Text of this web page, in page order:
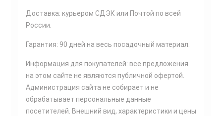
Доставка: курьером СДЭК или Почтой по всей
России.
Гарантия: 90 дней на весь посадочный материал.
Информация для покупателей: все предложения
на этом сайте не являются публичной офертой.
Администрация сайта не собирает и не
обрабатывает персональные данные
посетителей. Внешний вид, характеристики и цены